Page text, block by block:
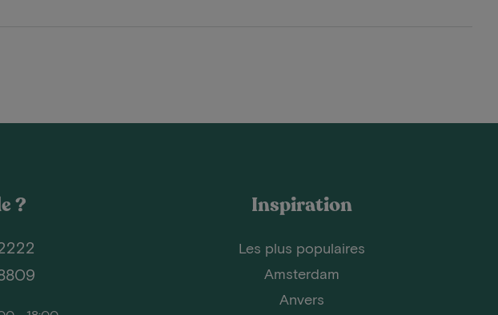
? Inspiration
Les plus populaires
Amsterdam
Anvers